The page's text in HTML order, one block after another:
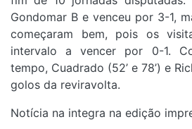
Gondomar B e venceu por 3-1,
começaram bem, pois os
intervalo a vencer por 0-1.
tempo, Cuadrado (52’ e 78’) e
golos da reviravolta.
Notícia na integra na edição